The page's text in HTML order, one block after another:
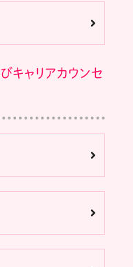
キャリアカウンセ